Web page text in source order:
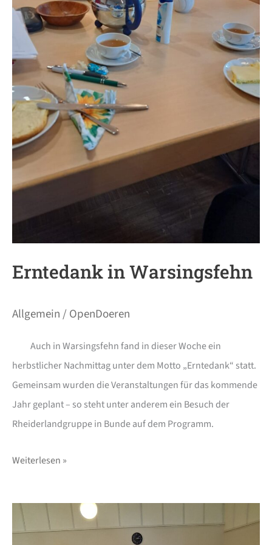
Erntedank in Warsingsfehn
Allgemein/ OpenDoeren
Auch in Warsingsfehn fand in dieser Woche ein
herbstlicher Nachmittag unter dem Motto „Erntedank“ statt.
Gemeinsam wurden die Veranstaltungen für das kommende
Jahr geplant – so steht unter anderem ein Besuch der
Rheiderlandgruppe in Bunde auf dem Programm.
Weiterlesen »
Leckeres
&